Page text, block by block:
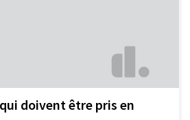
doivent être pris en